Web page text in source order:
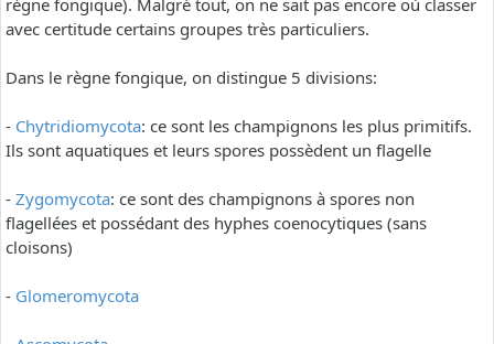
règne fongique). Malgré tout, on ne sait pas encore où classer
avec certitude certains groupes très particuliers.
Dans le règne fongique, on distingue 5 divisions:
- Chytridiomycota: ce sont les champignons les plus primitifs.
Ils sont aquatiques et leurs spores possèdent un flagelle
- Zygomycota: ce sont des champignons à spores non
flagellées et possédant des hyphes coenocytiques (sans
cloisons)
- Glomeromycota